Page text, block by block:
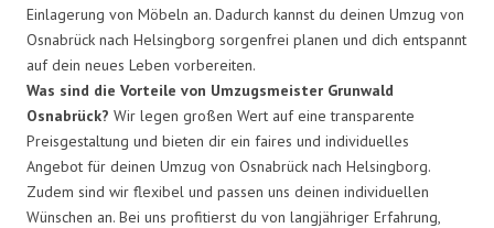
Einlagerung von Möbeln an. Dadurch kannst du deinen Umzug von
Osnabrück nach Helsingborg sorgenfrei planen und dich entspannt
auf dein neues Leben vorbereiten.
Was sind die Vorteile von Umzugsmeister Grunwald
Osnabrück? Wir legen großen Wert auf eine transparente
Preisgestaltung und bieten dir ein faires und individuelles
Angebot für deinen Umzug von Osnabrück nach Helsingborg.
Zudem sind wir flexibel und passen uns deinen individuellen
Wünschen an. Bei uns profitierst du von langjähriger Erfahrung,